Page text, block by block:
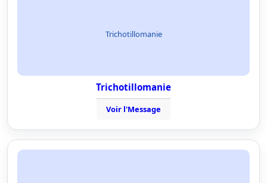
Trichotillomanie
Trichotillomanie
Voir l'Message